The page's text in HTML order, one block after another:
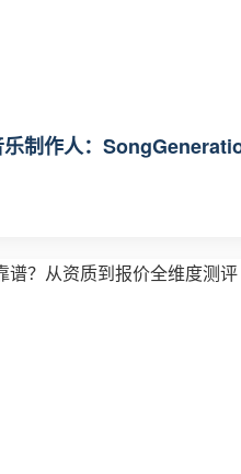
制作人：